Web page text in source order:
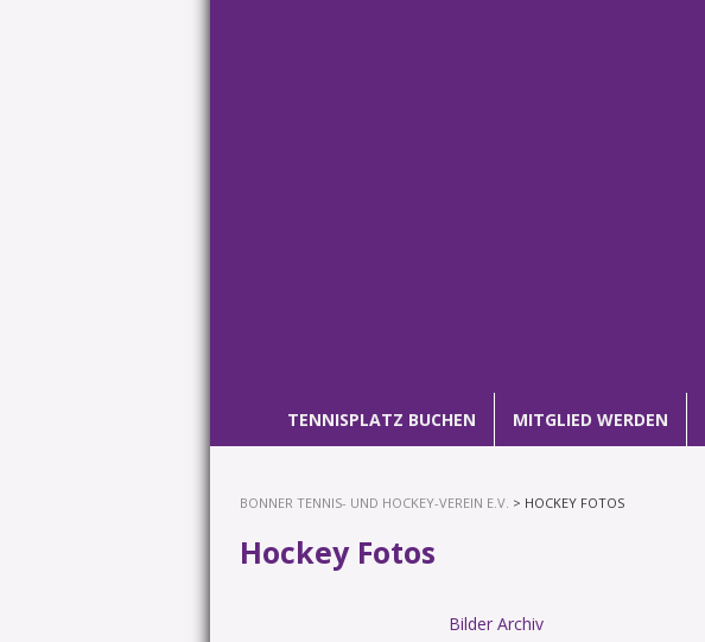
TENNISPLATZ BUCHEN MITGLIED WERDEN
BONNER TENNIS- UND HOCKEY-VEREIN E.V. > HOCKEY FOTOS
Hockey Fotos
Bilder Archiv